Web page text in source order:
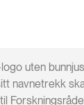
uten
navnetrekk